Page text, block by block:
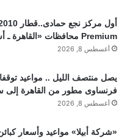
Premium محافظات «القاهرة ـ أسوان»
أغسطس 8, 2026
فرنساوى مطور من القاهرة إلى
أغسطس 8, 2026